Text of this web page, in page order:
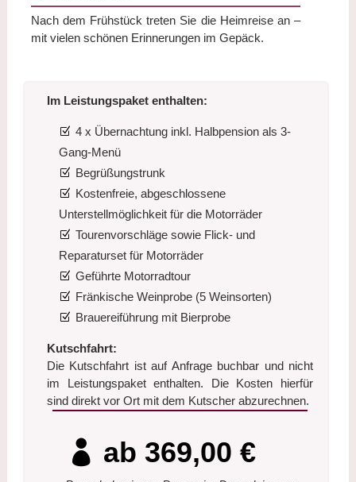
Nach dem Frühstück treten Sie die Heimreise an –
mit vielen schönen Erinnerungen im Gepäck.
Im Leistungspaket enthalten:
4 x Übernachtung inkl. Halbpension als 3-
Gang-Menü
Begrüßungstrunk
Kostenfreie, abgeschlossene
Unterstellmöglichkeit für die Motorräder
Tourenvorschläge sowie Flick- und
Reparaturset für Motorräder
Geführte Motorradtour
Fränkische Weinprobe (5 Weinsorten)
Brauereiführung mit Bierprobe
Kutschfahrt:
Die Kutschfahrt ist auf Anfrage buchbar und nicht
im Leistungspaket enthalten. Die Kosten hierfür
sind direkt vor Ort mit dem Kutscher abzurechnen.
ab 369,00 €